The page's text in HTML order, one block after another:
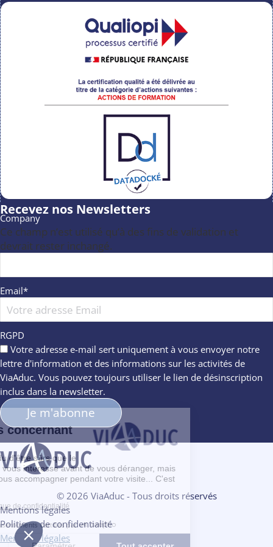
Informations concernant
les cookies
Nous avons attendu d'être sûrs que le
contenu de ce site vous intéresse avant de vous déranger, mais
on aimerait bien vous accompagner pendant votre visite... C'est
Consulter notre politique de confidentialité
Consentements certifiés par
Recevez nos Newsletters
Company
Ce champ n’est utilisé qu’à des fins de validation et
devrait rester inchangé.
Email*
RGPD
Votre adresse e-mail sert uniquement à vous envoyer notre
lettre d'information et des informations sur les activités de
ViaAduc. Vous pouvez toujours utiliser le lien de désinscription
inclus dans la newsletter.
© 2026 ViaAduc - Tous droits réservés
Mentions légales
Politique de confidentialité
Mentions légales